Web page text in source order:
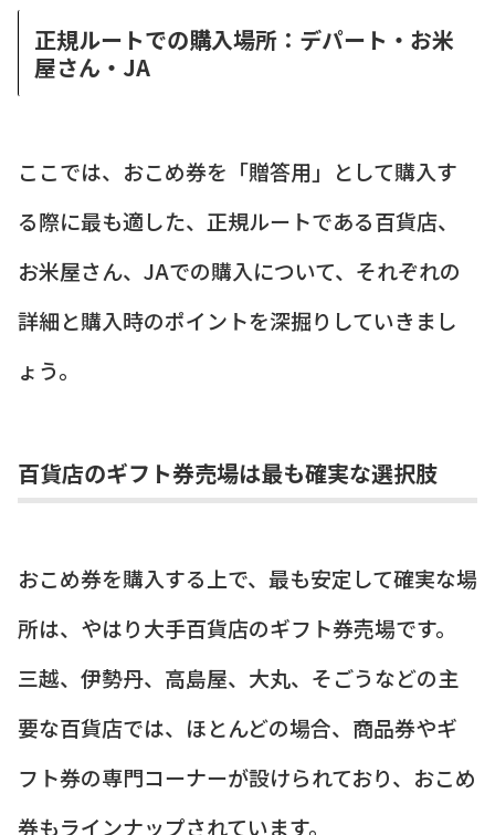
正規ルートでの購入場所：デパート・お米
屋さん・JA
ここでは、おこめ券を「贈答用」として購入す
る際に最も適した、正規ルートである百貨店、
お米屋さん、JAでの購入について、それぞれの
詳細と購入時のポイントを深掘りしていきまし
ょう。
百貨店のギフト券売場は最も確実な選択肢
おこめ券を購入する上で、最も安定して確実な場
所は、やはり大手百貨店のギフト券売場です。
三越、伊勢丹、高島屋、大丸、そごうなどの主
要な百貨店では、ほとんどの場合、商品券やギ
フト券の専門コーナーが設けられており、おこめ
券もラインナップされています。